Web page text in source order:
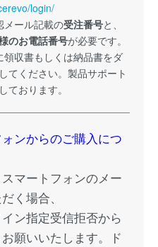
login/
ール記載の受注番号と、
のお電話番号が必要です。
収書もしくは納品書をダ
てください。製品サポート
ております。
ンからのご購入につ
マートフォンのメー
く場合、
イン指定受信拒否から
願いいたします。ド